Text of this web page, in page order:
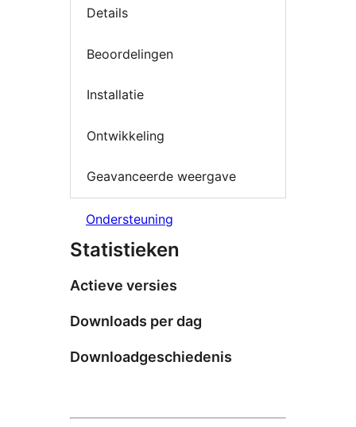
Details
Beoordelingen
Installatie
Ontwikkeling
Geavanceerde weergave
Ondersteuning
Statistieken
Actieve versies
Downloads per dag
Downloadgeschiedenis